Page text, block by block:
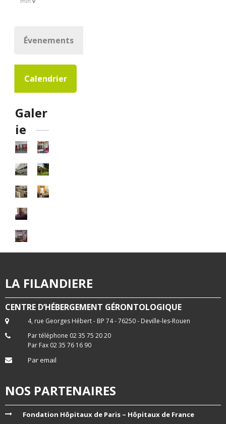
Évenements
Calendrier
Galer
ie
LA FILANDIERE
CENTRE D’HÉBERGEMENT GÉRONTOLOGIQUE
4, rue Georges Hébert - BP 74 - 76250 - Deville-les-Rouen
Par téléphone 02 35 75 20 20
Par Fax 02 35 76 16 90
Par email
NOS PARTENAIRES
Fondation Hôpitaux de Paris – Hôpitaux de France